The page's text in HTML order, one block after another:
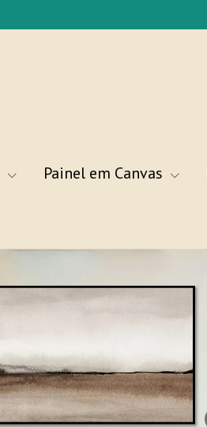
Painel em Canvas